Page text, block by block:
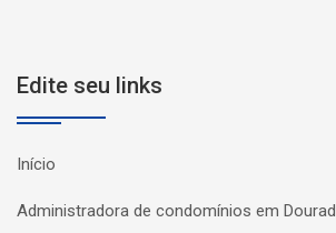
Edite seu links
Início
Administradora de condomínios em